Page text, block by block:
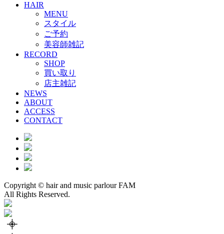
HAIR
MENU
スタイル
ご予約
美容師雑記
RECORD
SHOP
買い取り
店主雑記
NEWS
ABOUT
ACCESS
CONTACT
Copyright © hair and music parlour FAM
All Rights Reserved.